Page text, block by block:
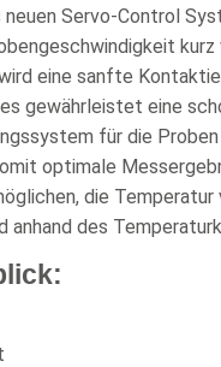
Servo-Control
eine sanfte
gewährleistet eine
für die
optimale
die
anhand des